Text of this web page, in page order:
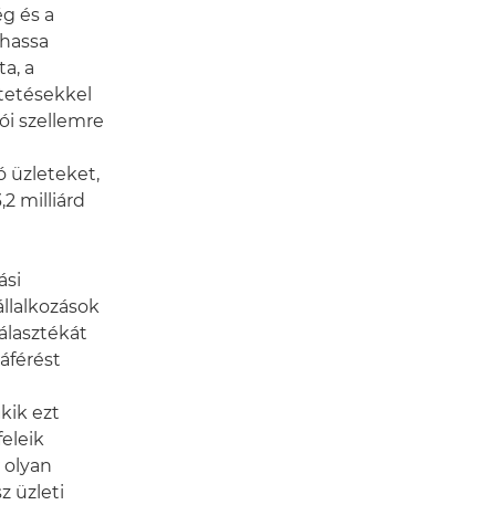
és a
a
szellemre
üzleteket,
milliárd
ezt
üzleti